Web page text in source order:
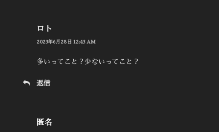
ロト
2023年6月28日 12:43 AM
多いってこと？少ないってこと？
返信
匿名